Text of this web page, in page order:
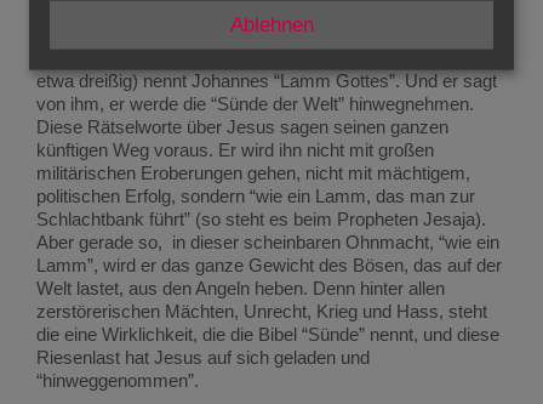
etwa dreißig) nennt Johannes “Lamm Gottes”. Und er sagt
von ihm, er werde die “Sünde der Welt” hinwegnehmen.
Diese Rätselworte über Jesus sagen seinen ganzen
künftigen Weg voraus. Er wird ihn nicht mit großen
militärischen Eroberungen gehen, nicht mit mächtigem,
politischen Erfolg, sondern “wie ein Lamm, das man zur
Schlachtbank führt” (so steht es beim Propheten Jesaja).
Aber gerade so, in dieser scheinbaren Ohnmacht, “wie ein
Lamm”, wird er das ganze Gewicht des Bösen, das auf der
Welt lastet, aus den Angeln heben. Denn hinter allen
zerstörerischen Mächten, Unrecht, Krieg und Hass, steht
die eine Wirklichkeit, die die Bibel “Sünde” nennt, und diese
Riesenlast hat Jesus auf sich geladen und
“hinweggenommen”.
Ablehnen